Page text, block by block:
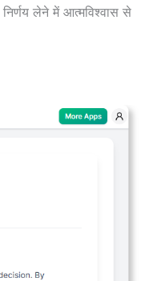
लेने में आत्मविश्वास से